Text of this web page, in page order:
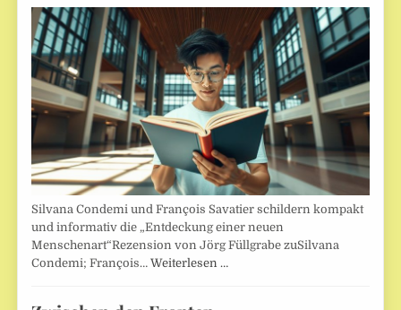
Silvana Condemi und François Savatier schildern kompakt
und informativ die „Entdeckung einer neuen
Menschenart“Rezension von Jörg Füllgrabe zuSilvana
Condemi; François…Weiterlesen …